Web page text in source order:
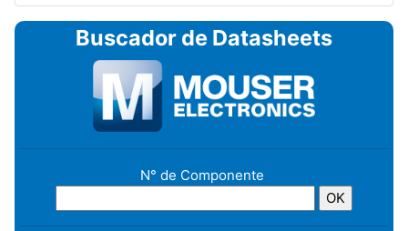
Buscador de Datasheets
N° de Componente